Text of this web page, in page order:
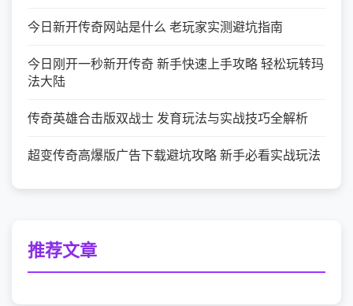
今日新开传奇网站是什么 老玩家实测避坑指南
今日刚开一秒新开传奇 新手快速上手攻略 轻松玩转玛
法大陆
传奇英雄合击版双战士 发育玩法与实战技巧全解析
超变传奇高爆版广告下载避坑攻略 新手必看实战玩法
推荐文章